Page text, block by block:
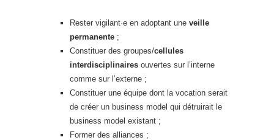
Rester vigilant·e en adoptant une veille
permanente ;
Constituer des groupes/cellules
interdisciplinaires ouvertes sur l’interne
comme sur l’externe ;
Constituer une équipe dont la vocation serait
de créer un business model qui détruirait le
business model existant ;
Former des alliances ;